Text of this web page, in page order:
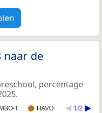
de
percentage
T HAVO 1/2